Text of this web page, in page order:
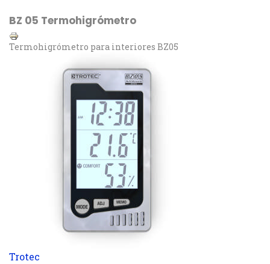
BZ 05 Termohigrómetro
Termohigrómetro para interiores BZ05
Trotec